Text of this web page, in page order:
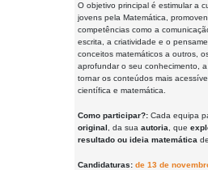
O objetivo principal é estimular a
jovens pela Matemática,
competências como a
escrita, a criatividade e o
conceitos matemáticos a outros,
aprofundar o seu conhecimento,
tornar os conteúdos mais
científica e matemática.
Como participar?: Cada equipa
original , da sua autoria , que
resultado ou ideia matemática
Candidaturas: de 13 de